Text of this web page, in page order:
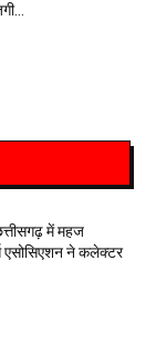
में महज
एसोसिएशन ने कलेक्टर